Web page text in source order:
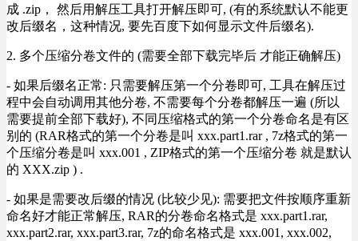
成 .zip， 然后用解压工具打开解压即可, (有的系统默认不能更
改后缀名，这种情况, 要先百度下如何显示文件后缀名).
2. 多个压缩分卷文件的 (需要全部下载完毕后 才能正确解压)
- 如果后缀名正常: 只需要解压第一个分卷即可, 工具在解压过
程中会自动调用其他分卷, 不需要每个分卷都解压一遍 (所以
需要提前全部下载好), 不同压缩格式的第一个分卷命名是有区
别的 (RAR格式的第一个分卷是叫 xxx.part1.rar , 7z格式的第一
个压缩分卷是叫 xxx.001 , ZIP格式的第一个压缩分卷 就是默认
的 XXX.zip ) .
- 如果是需要改后缀的情况 (比较少见): 需要把文件按顺序重新
命名好才能正常解压, RAR的分卷命名格式是 xxx.part1.rar,
xxx.part2.rar, xxx.part3.rar, 7z的命名格式是 xxx.001, xxx.002,